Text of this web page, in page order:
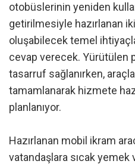
otobüslerinin yeniden
getirilmesiyle hazırlanan
oluşabilecek temel
cevap verecek. Yürütülen
tasarruf sağlanırken,
tamamlanarak hizmete
planlanıyor.
Hazırlanan mobil ikram
vatandaşlara sıcak yemek